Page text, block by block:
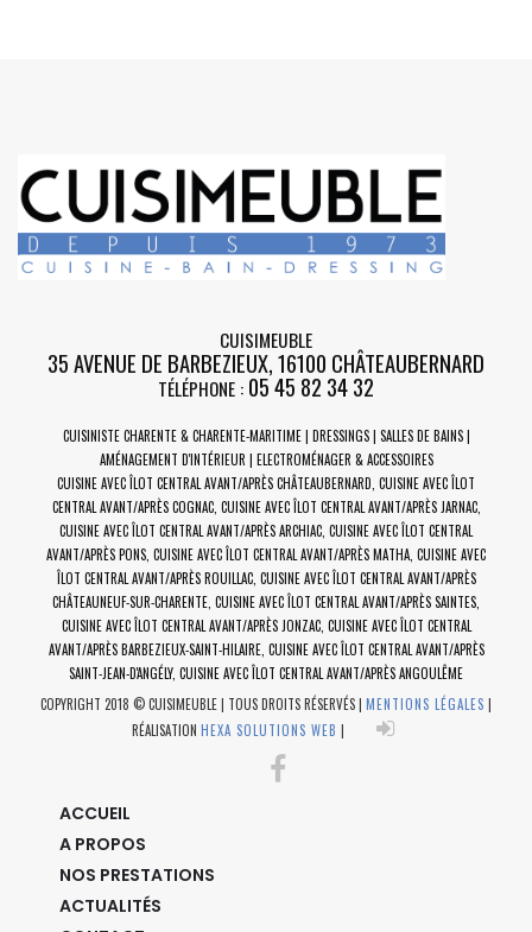
CUISIMEUBLE
35 AVENUE DE BARBEZIEUX,16100 CHÂTEAUBERNARD
TÉLÉPHONE : 05 45 82 34 32
CUISINISTE CHARENTE & CHARENTE-MARITIME | DRESSINGS | SALLES DE BAINS |
AMÉNAGEMENT D'INTÉRIEUR | ELECTROMÉNAGER & ACCESSOIRES
CUISINE AVEC ÎLOT CENTRAL AVANT/APRÈS CHÂTEAUBERNARD CUISINE AVEC ÎLOT
CENTRAL AVANT/APRÈS COGNAC, CUISINE AVEC ÎLOT CENTRAL AVANT/APRÈS JARNAC,
CUISINE AVEC ÎLOT CENTRAL AVANT/APRÈS ARCHIAC CUISINE AVEC ÎLOT CENTRAL
AVANT/APRÈS PONS CUISINE AVEC ÎLOT CENTRAL AVANT/APRÈS MATHA CUISINE AVEC
ÎLOT CENTRAL AVANT/APRÈS ROUILLAC, CUISINE AVEC ÎLOT CENTRAL AVANT/APRÈS
CHÂTEAUNEUF-SUR-CHARENTE CUISINE AVEC ÎLOT CENTRAL AVANT/APRÈS SAINTES
CUISINE AVEC ÎLOT CENTRAL AVANT/APRÈS JONZAC, CUISINE AVEC ÎLOT CENTRAL
AVANT/APRÈS BARBEZIEUX-SAINT-HILAIRE, CUISINE AVEC ÎLOT CENTRAL AVANT/APRÈS
SAINT-JEAN-D'ANGÉLY, CUISINE AVEC ÎLOT CENTRAL AVANT/APRÈS ANGOULÊME
COPYRIGHT 2018 © CUISIMEUBLE | TOUS DROITS RÉSERVÉS | MENTIONS LÉGALES |
RÉALISATIONHEXA SOLUTIONS WEB |
ACCUEIL
A PROPOS
NOS PRESTATIONS
ACTUALITÉS